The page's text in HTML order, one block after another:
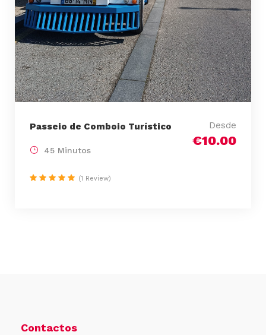
Passeio de Comboio Turístico Desde
€10.00
45 Minutos
(1 Review)
Contactos